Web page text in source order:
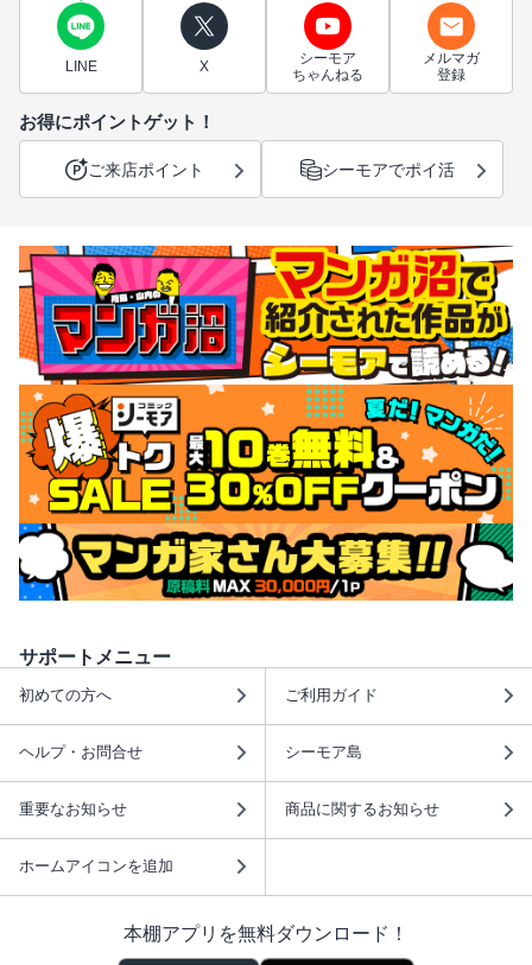
LINE X
シーモア
ちゃんねる
メルマガ
登録
お得にポイントゲット！
ご来店ポイント シーモアでポイ活
サポートメニュー
初めての方へ ご利用ガイド
ヘルプ・お問合せ シーモア島
重要なお知らせ 商品に関するお知らせ
ホームアイコンを追加
本棚アプリを無料ダウンロード！